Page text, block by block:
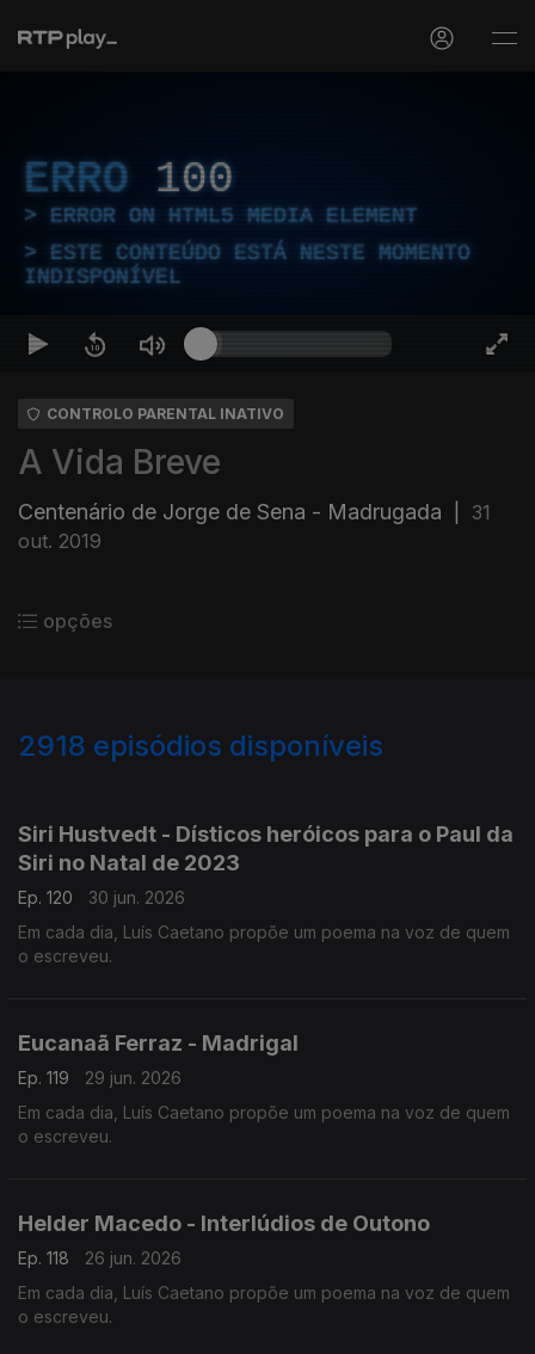
ERRO 100
ERROR ON HTML5 MEDIA ELEMENT
ESTE CONTEÚDO ESTÁ NESTE MOMENTO
INDISPONÍVEL
CONTROLO PARENTAL INATIVO
A Vida Breve
Centenário de Jorge de Sena - Madrugada
31
out. 2019
opções
2918 episódios disponíveis
Siri Hustvedt - Dísticos heróicos para o Paul da
Siri no Natal de 2023
Ep. 120
30 jun. 2026
Em cada dia, Luís Caetano propõe um poema na voz de quem
o escreveu.
Eucanaã Ferraz - Madrigal
Ep. 119
29 jun. 2026
Em cada dia, Luís Caetano propõe um poema na voz de quem
o escreveu.
Helder Macedo - Interlúdios de Outono
Ep. 118
26 jun. 2026
Em cada dia, Luís Caetano propõe um poema na voz de quem
o escreveu.